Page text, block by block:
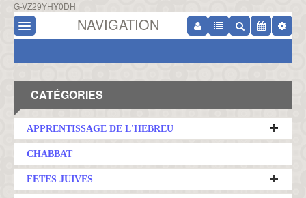
G-VZ29YHY0DH
NAVIGATION
CATÉGORIES
APPRENTISSAGE DE L'HEBREU
CHABBAT
FETES JUIVES